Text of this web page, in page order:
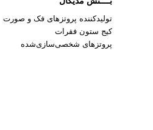
تولیدکننده پروتزهای فک و صورت
کیج ستون فقرات
پروتزهای شخصی‌سازی‌شده